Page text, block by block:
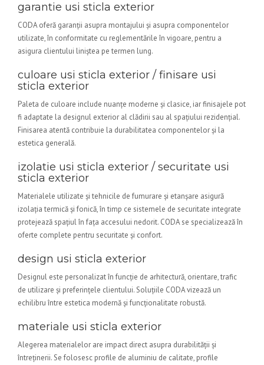
garantie usi sticla exterior
CODA oferă garanții asupra montajului și asupra componentelor
utilizate, în conformitate cu reglementările în vigoare, pentru a
asigura clientului liniștea pe termen lung.
culoare usi sticla exterior / finisare usi
sticla exterior
Paleta de culoare include nuanțe moderne și clasice, iar finisajele pot
fi adaptate la designul exterior al clădirii sau al spațiului rezidențial.
Finisarea atentă contribuie la durabilitatea componentelor și la
estetica generală.
izolatie usi sticla exterior / securitate usi
sticla exterior
Materialele utilizate și tehnicile de fumurare și etanșare asigură
izolația termică și fonică, în timp ce sistemele de securitate integrate
protejează spațiul în fața accesului nedorit. CODA se specializează în
oferte complete pentru securitate și confort.
design usi sticla exterior
Designul este personalizat în funcție de arhitectură, orientare, trafic
de utilizare și preferințele clientului. Soluțiile CODA vizează un
echilibru între estetica modernă și funcționalitate robustă.
materiale usi sticla exterior
Alegerea materialelor are impact direct asupra durabilității și
întreținerii. Se folosesc profile de aluminiu de calitate, profile